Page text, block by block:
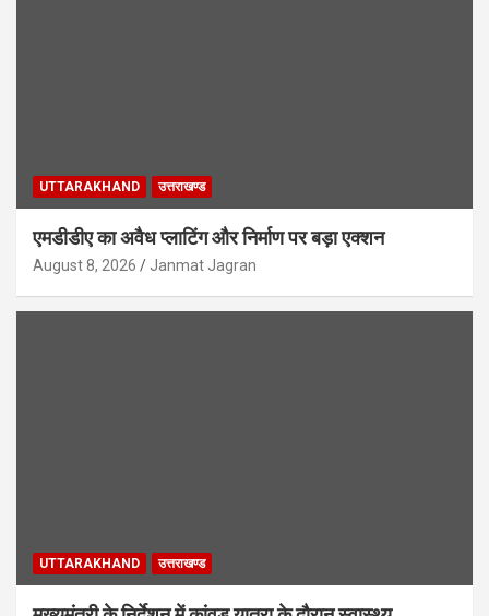
UTTARAKHAND उत्तराखण्ड
एमडीडीए का अवैध प्लाटिंग और निर्माण पर बड़ा एक्शन
August 8, 2026 Janmat Jagran
UTTARAKHAND उत्तराखण्ड